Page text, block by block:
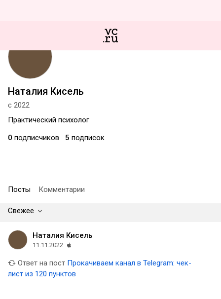
Наталия Кисель
с 2022
Практический психолог
0 подписчиков 5 подписок
Посты Комментарии
Свежее
Наталия Кисель
11.11.2022
Ответ на пост Прокачиваем канал в Telegram: чек-
лист из 120 пунктов